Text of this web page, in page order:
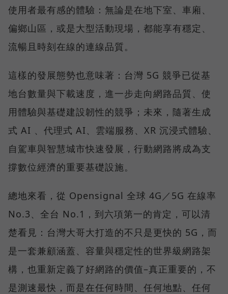
使用者最有感的體驗：無論是在地下室、車廂、
偏鄉山區，或是大型活動現場，都能享有穩定、
流暢且時刻在線的連線品質。
這樣的發展態勢也意味著：台灣 5G 競爭已從基
地台數量與下載速度，進一步走向網路品質、使
用體驗與基礎建設韌性的競爭；未來，隨著生成
式 AI 、代理式 AI、雲端服務、XR 沉浸式體驗、
自駕車與智慧城市快速發展，行動網路將成為支
撐數位經濟的重要基礎設施。
總地來看，從 Opensignal 全球 4G／5G 在線率
No.3、全台 No.1，到六項第一的肯定，可以清
楚看見：台灣大哥大打造的不只是更快的 5G，而
是一套兼顧涵蓋、容量與穩定性的世界級網路架
構，也重新定義了好網路的價值–真正重要的，不
是測速最快，而是在任何時間、任何地點、任何